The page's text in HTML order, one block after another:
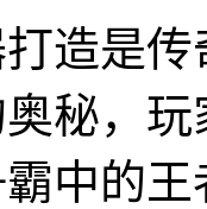
造是
秘，
中的